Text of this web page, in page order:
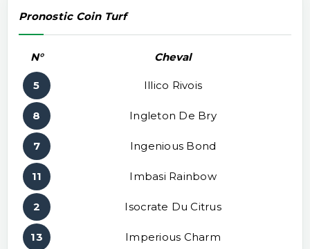
Pronostic Coin Turf
N° Cheval
5 Illico Rivois
8 Ingleton De Bry
7 Ingenious Bond
11 Imbasi Rainbow
2 Isocrate Du Citrus
13 Imperious Charm